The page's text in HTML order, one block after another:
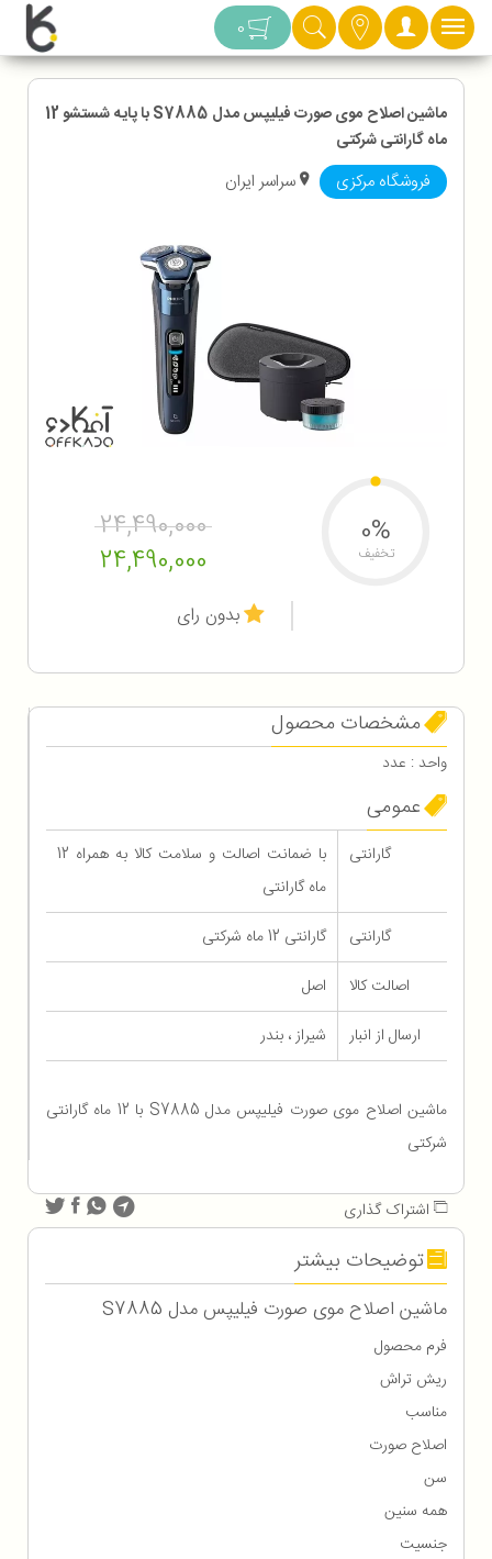
دسته بندی 0
ماشین اصلاح موی صورت فیلیپس مدل S7885 با پایه شستشو 12
ماه گارانتی شرکتی
فروشگاه مرکزی سراسر ایران
24,490,000
24,490,000
0%
تخفیف
بدون رای
مشخصات محصول
واحد : عدد
عمومی
گارانتی
با ضمانت اصالت و سلامت کالا به همراه 12
ماه گارانتی
گارانتی
گارانتی 12 ماه شرکتی
اصالت کالا
اصل
ارسال از انبار
شیراز ، بندر
ماشین اصلاح موی صورت فیلیپس مدل S7885 با 12 ماه گارانتی
شرکتی
اشتراک گذاری
توضیحات بیشتر
ماشین اصلاح موی صورت فیلیپس مدل S7885
فرم محصول
ریش تراش
مناسب
اصلاح صورت
سن
همه سنین
جنسیت